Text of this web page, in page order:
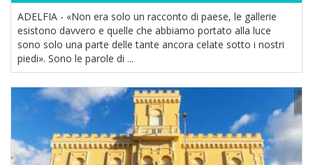
ADELFIA - «Non era solo un racconto di paese, le gallerie
esistono davvero e quelle che abbiamo portato alla luce
sono solo una parte delle tante ancora celate sotto i nostri
piedi». Sono le parole di ...